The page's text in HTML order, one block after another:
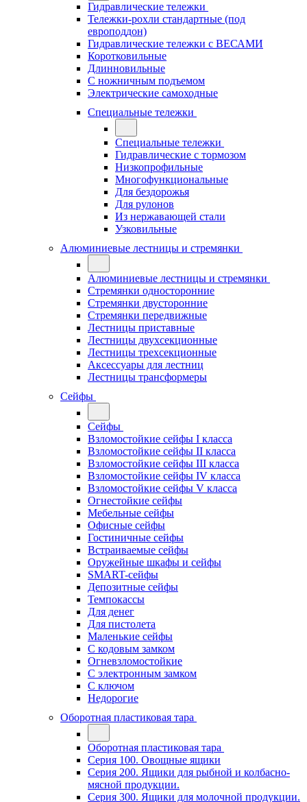
Гидравлические тележки
Тележки-рохли стандартные (под
европоддон)
Гидравлические тележки с ВЕСАМИ
Коротковильные
Длинновильные
С ножничным подъемом
Электрические самоходные
Специальные тележки
Специальные тележки
Гидравлические с тормозом
Низкопрофильные
Многофункциональные
Для бездорожья
Для рулонов
Из нержавающей стали
Узковильные
Алюминиевые лестницы и стремянки
Алюминиевые лестницы и стремянки
Стремянки односторонние
Стремянки двусторонние
Стремянки передвижные
Лестницы приставные
Лестницы двухсекционные
Лестницы трехсекционные
Аксессуары для лестниц
Лестницы трансформеры
Сейфы
Сейфы
Взломостойкие сейфы I класса
Взломостойкие сейфы II класса
Взломостойкие сейфы III класса
Взломостойкие сейфы IV класса
Взломостойкие сейфы V класса
Огнестойкие сейфы
Мебельные сейфы
Офисные сейфы
Гостиничные сейфы
Встраиваемые сейфы
Оружейные шкафы и сейфы
SMART-сейфы
Депозитные сейфы
Темпокассы
Для денег
Для пистолета
Маленькие сейфы
С кодовым замком
Огневзломостойкие
С электронным замком
С ключом
Недорогие
Оборотная пластиковая тара
Оборотная пластиковая тара
Серия 100. Овощные ящики
Серия 200. Ящики для рыбной и колбасно-
мясной продукции.
Серия 300. Ящики для молочной продукции.